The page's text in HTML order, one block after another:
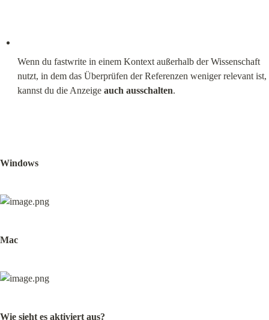
Wenn du fastwrite in einem Kontext außerhalb der Wissenschaft
nutzt, in dem das Überprüfen der Referenzen weniger relevant ist,
kannst du die Anzeige auch ausschalten.
Windows
Mac
Wie sieht es aktiviert aus?